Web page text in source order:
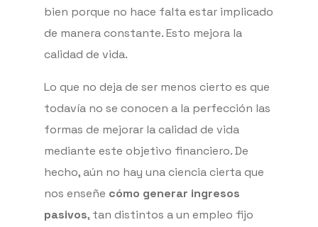
bien porque no hace falta estar implicado
de manera constante. Esto mejora la
calidad de vida.
Lo que no deja de ser menos cierto es que
todavía no se conocen a la perfección las
formas de mejorar la calidad de vida
mediante este objetivo financiero. De
hecho, aún no hay una ciencia cierta que
nos enseñe cómo generar ingresos
pasivos, tan distintos a un empleo fijo